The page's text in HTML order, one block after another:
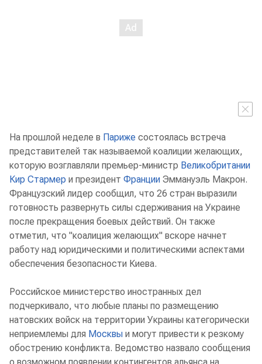
На прошлой неделе в Париже состоялась встреча
представителей так называемой коалиции желающих,
которую возглавляли премьер-министр Великобритании
Кир Стармер и президент Франции Эммануэль Макрон.
Французский лидер сообщил, что 26 стран выразили
готовность развернуть силы сдерживания на Украине
после прекращения боевых действий. Он также
отметил, что "коалиция желающих" вскоре начнет
работу над юридическими и политическими аспектами
обеспечения безопасности Киева.
Российское министерство иностранных дел
подчеркивало, что любые планы по размещению
натовских войск на территории Украины категорически
неприемлемы для Москвы и могут привести к резкому
обострению конфликта. Ведомство назвало сообщения